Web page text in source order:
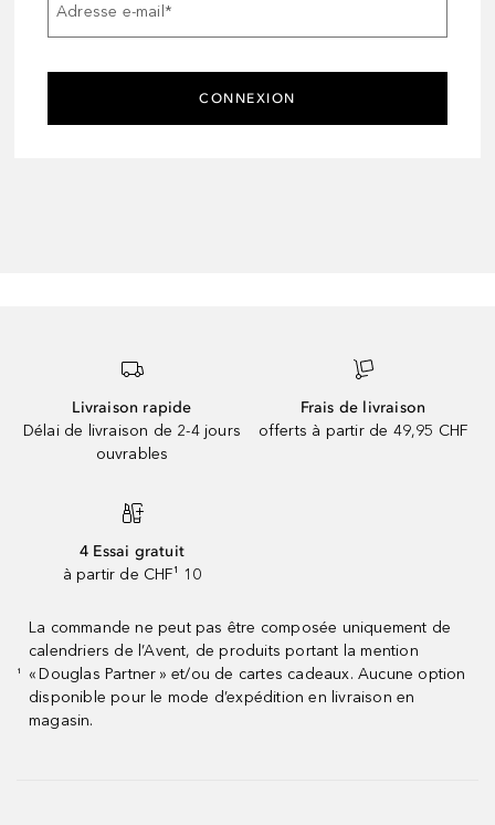
Adresse e-mail *
CONNEXION
Livraison rapide
Délai de livraison de 2-4 jours
ouvrables
Frais de livraison
offerts à partir de 49,95 CHF
4 Essai gratuit
à partir de CHF¹ 10
¹
La commande ne peut pas être composée uniquement de
calendriers de l’Avent, de produits portant la mention
« Douglas Partner » et/ou de cartes cadeaux. Aucune option
disponible pour le mode d’expédition en livraison en
magasin.